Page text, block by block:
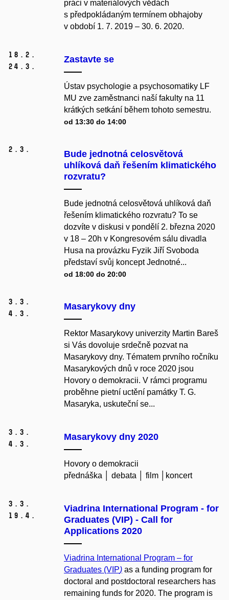
práci v materiálových vědách
s předpokládaným termínem obhajoby
v období 1. 7. 2019 – 30. 6. 2020.
18. 2.
24. 3.
Zastavte se
Ústav psychologie a psychosomatiky LF
MU zve zaměstnanci naší fakulty na 11
krátkých setkání během tohoto semestru.
od 13:30 do 14:00
2. 3.
Bude jednotná celosvětová
uhlíková daň řešením klimatického
rozvratu?
Bude jednotná celosvětová uhlíková daň
řešením klimatického rozvratu? To se
dozvíte v diskusi v pondělí 2. března 2020
v 18 – 20h v Kongresovém sálu divadla
Husa na provázku Fyzik Jiří Svoboda
představí svůj koncept Jednotné...
od 18:00 do 20:00
3. 3.
4. 3.
Masarykovy dny
Rektor Masarykovy univerzity Martin Bareš
si Vás dovoluje srdečně pozvat na
Masarykovy dny. Tématem prvního ročníku
Masarykových dnů v roce 2020 jsou
Hovory o demokracii. V rámci programu
proběhne pietní uctění památky T. G.
Masaryka, uskuteční se...
3. 3.
4. 3.
Masarykovy dny 2020
Hovory o demokracii
přednáška │ debata │ film │koncert
3. 3.
19. 4.
Viadrina International Program - for
Graduates (VIP) - Call for
Applications 2020
Viadrina International Program – for
Graduates (VIP) as a funding program for
doctoral and postdoctoral researchers has
remaining funds for 2020. The program is